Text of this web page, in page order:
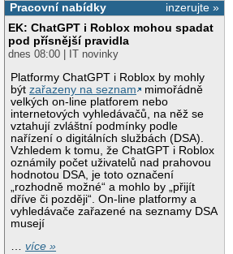
inzerujte »
Pracovní nabídky
EK: ChatGPT i Roblox mohou spadat
pod přísnější pravidla
dnes 08:00 | IT novinky
Platformy ChatGPT i Roblox by mohly
býtzařazeny na seznam
mimořádně
velkých on-line platforem nebo
internetových vyhledávačů, na něž se
vztahují zvláštní podmínky podle
nařízení o digitálních službách (DSA).
Vzhledem k tomu, že ChatGPT i Roblox
oznámily počet uživatelů nad prahovou
hodnotou DSA, je toto označení
„rozhodně možné“ a mohlo by „přijít
dříve či později“. On-line platformy a
vyhledávače zařazené na seznamy DSA
musejí
…více »